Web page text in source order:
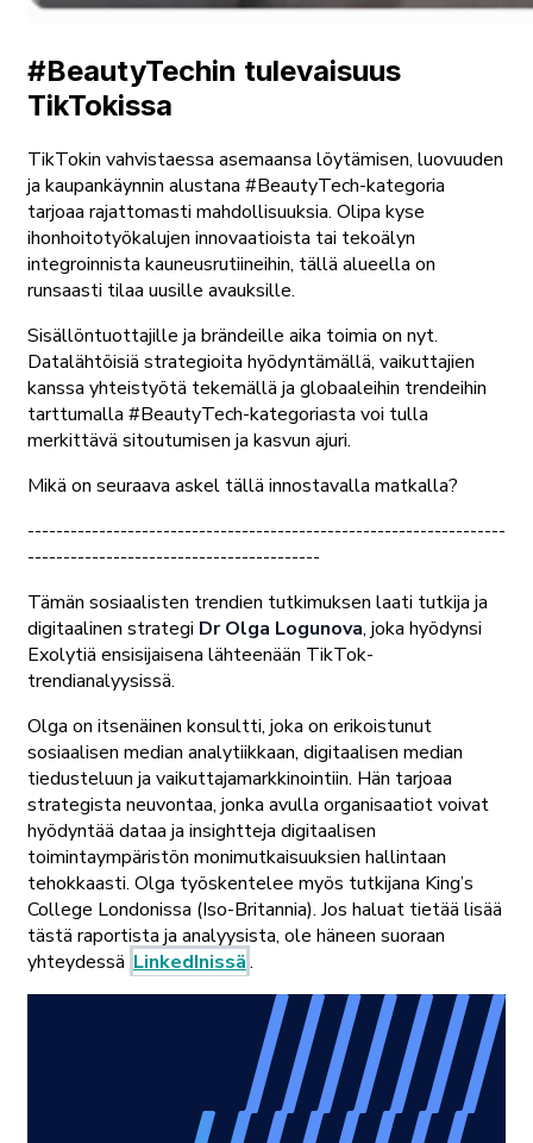
#BeautyTechin tulevaisuus
TikTokissa
TikTokin vahvistaessa asemaansa löytämisen, luovuuden
ja kaupankäynnin alustana #BeautyTech-kategoria
tarjoaa rajattomasti mahdollisuuksia. Olipa kyse
ihonhoitotyökalujen innovaatioista tai tekoälyn
integroinnista kauneusrutiineihin, tällä alueella on
runsaasti tilaa uusille avauksille.
Sisällöntuottajille ja brändeille aika toimia on nyt.
Datalähtöisiä strategioita hyödyntämällä, vaikuttajien
kanssa yhteistyötä tekemällä ja globaaleihin trendeihin
tarttumalla #BeautyTech-kategoriasta voi tulla
merkittävä sitoutumisen ja kasvun ajuri.
Mikä on seuraava askel tällä innostavalla matkalla?
-------------------------------------------------------------------
-----------------------------------------
Tämän sosiaalisten trendien tutkimuksen laati tutkija ja
digitaalinen strategi Dr Olga Logunova, joka hyödynsi
Exolytiä ensisijaisena lähteenään TikTok-
trendianalyysissä.
Olga on itsenäinen konsultti, joka on erikoistunut
sosiaalisen median analytiikkaan, digitaalisen median
tiedusteluun ja vaikuttajamarkkinointiin. Hän tarjoaa
strategista neuvontaa, jonka avulla organisaatiot voivat
hyödyntää dataa ja insightteja digitaalisen
toimintaympäristön monimutkaisuuksien hallintaan
tehokkaasti. Olga työskentelee myös tutkijana King’s
College Londonissa (Iso-Britannia). Jos haluat tietää lisää
tästä raportista ja analyysista, ole häneen suoraan
yhteydessä LinkedInissä.